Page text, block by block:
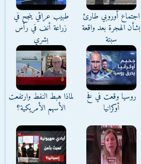
اجتماع أوروبي طارئ
بشأن الهجرة بعد واقعة
سبتة
طبيب عراقي ينجح في
زراعة أنف في رأس
بشري
روسيا وقعت في فخ
أوكرانيا
لماذا هبط النفط وارتفعت
الأسهم الأمريكية؟